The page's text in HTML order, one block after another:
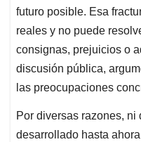
futuro posible. Esa
reales y no puede
consignas, prejuicios o
discusión pública,
las preocupaciones
Por diversas razones,
desarrollado hasta